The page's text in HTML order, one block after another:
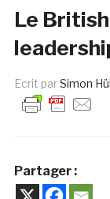
Le
Ecrit parSimon
Partager :